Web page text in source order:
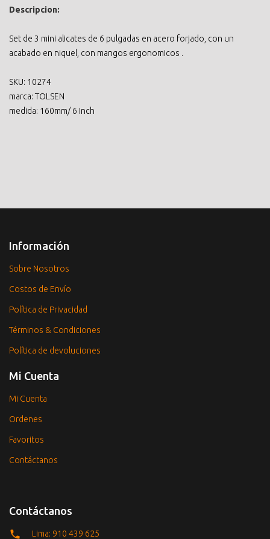
Descripcion:
Set de 3 mini alicates de 6 pulgadas en acero forjado, con un
acabado en niquel, con mangos ergonomicos .
SKU: 10274
marca: TOLSEN
medida: 160mm/ 6 Inch
Información
Sobre Nosotros
Costos de Envío
Política de Privacidad
Términos & Condiciones
Política de devoluciones
Mi Cuenta
Mi Cuenta
Ordenes
Favoritos
Contáctanos
Contáctanos
Lima: 910 439 625